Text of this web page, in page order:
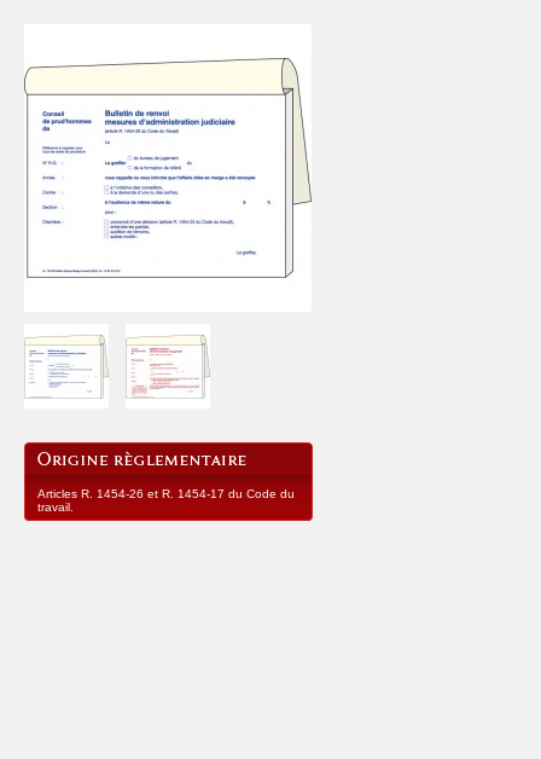
Articles R. 1454-26 et R. 1454-17 du Code du
travail.